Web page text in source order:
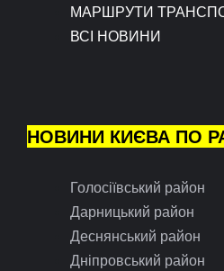
МАРШРУТИ
ВСІ НОВИНИ
НОВИНИ КИЄВА ПО
Голосіївський район
Дарницький район
Деснянський район
Дніпровський район